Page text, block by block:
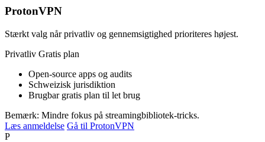
ProtonVPN
Stærkt valg når privatliv og gennemsigtighed prioriteres højest.
Privatliv Gratis plan
Open-source apps og audits
Schweizisk jurisdiktion
Brugbar gratis plan til let brug
Bemærk: Mindre fokus på streamingbibliotek-tricks.
Læs anmeldelse Gå til ProtonVPN
P